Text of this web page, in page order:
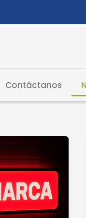
Contáctanos